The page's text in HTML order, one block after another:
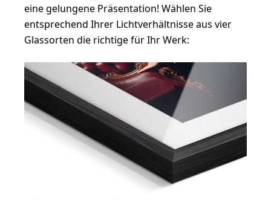
eine gelungene Präsentation! Wählen Sie
entsprechend Ihrer Lichtverhältnisse aus vier
Glassorten die richtige für Ihr Werk: